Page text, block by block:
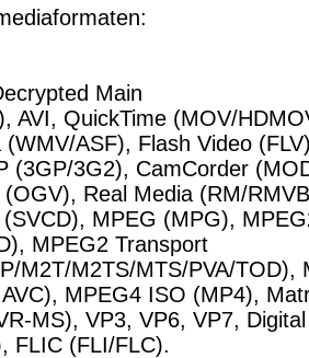
Main
AVI, QuickTime (MOV/
(WMV/ASF), Flash Video
(3GP/3G2), CamCorder
Real Media (RM/
MPEG (MPG),
MPEG2 Transport
M2T/M2TS/MTS/PVA/TOD),
MPEG4 ISO (MP4),
MS), VP3, VP6, VP7,
FLIC (FLI/FLC).